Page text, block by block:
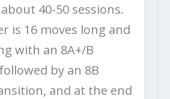
40-50 sessions.
is 16 moves long and
with an 8A+/B
by an 8B
and at the end